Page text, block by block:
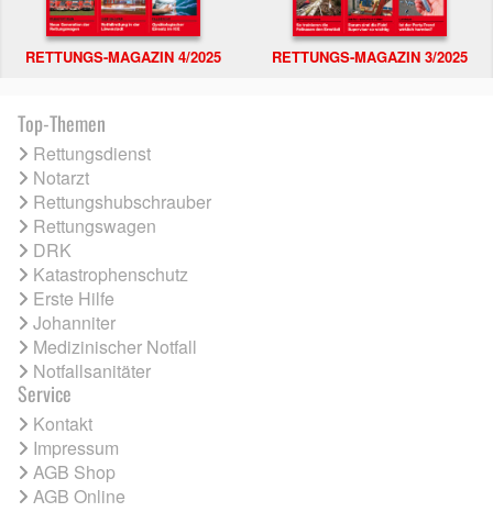
RETTUNGS-MAGAZIN 4/2025 RETTUNGS-MAGAZIN 3/2025
Top-Themen
Rettungsdienst
Notarzt
Rettungshubschrauber
Rettungswagen
DRK
Katastrophenschutz
Erste Hilfe
Johanniter
Medizinischer Notfall
Notfallsanitäter
Service
Kontakt
Impressum
AGB Shop
AGB Online